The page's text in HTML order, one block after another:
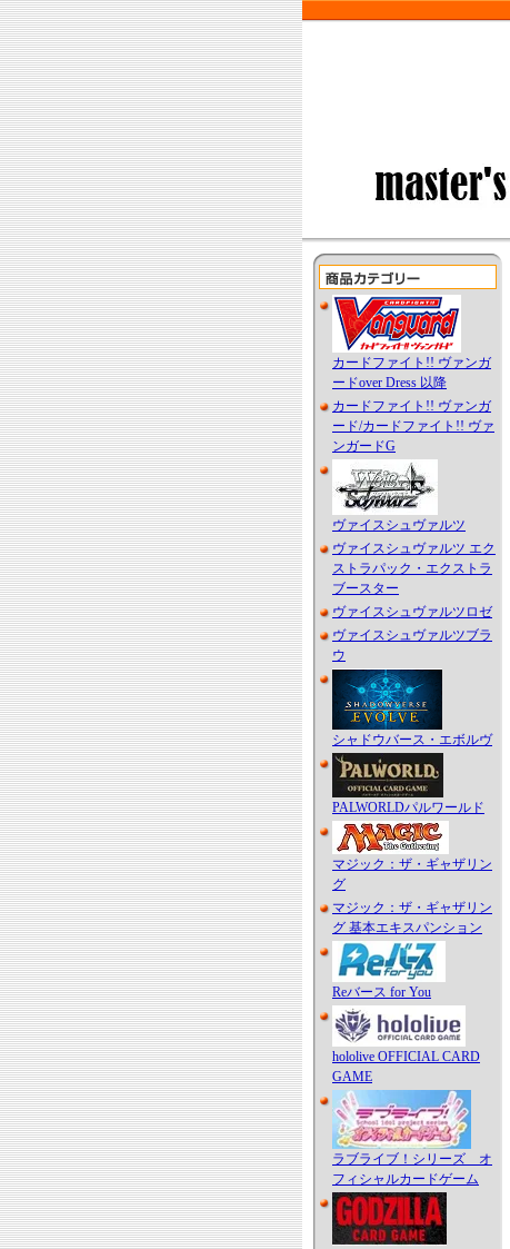
カードファイト!! ヴァンガ
ードover Dress 以降
カードファイト!! ヴァンガ
ード/カードファイト!! ヴァ
ンガードG
ヴァイスシュヴァルツ
ヴァイスシュヴァルツ エク
ストラパック・エクストラ
ブースター
ヴァイスシュヴァルツロゼ
ヴァイスシュヴァルツブラ
ウ
シャドウバース・エボルヴ
PALWORLDパルワールド
マジック：ザ・ギャザリン
グ
マジック：ザ・ギャザリン
グ 基本エキスパンション
Reバース for You
hololive OFFICIAL CARD
GAME
ラブライブ！シリーズ オ
フィシャルカードゲーム